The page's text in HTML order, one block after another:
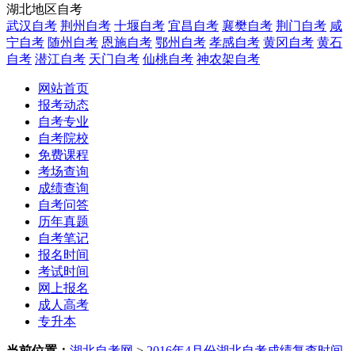
湖北地区自考
武汉自考 荆州自考 十堰自考 宜昌自考 襄樊自考 荆门自考 咸
宁自考 随州自考 恩施自考 鄂州自考 孝感自考 黄冈自考 黄石
自考 潜江自考 天门自考 仙桃自考 神农架自考
网站首页
报考动态
自考专业
自考院校
免费课程
考场查询
成绩查询
自考问答
历年真题
自考笔记
报名时间
考试时间
网上报名
成人高考
专升本